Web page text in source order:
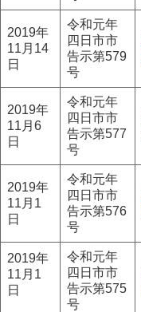
2019年
11月14
日
令和元年
四日市市
告示第579
号
2019年
11月6
日
令和元年
四日市市
告示第577
号
2019年
11月1
日
令和元年
四日市市
告示第576
号
2019年
11月1
日
令和元年
四日市市
告示第575
号